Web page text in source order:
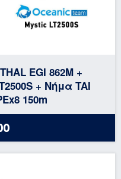
EGI 862M +
+ Νήμα TAI
150m